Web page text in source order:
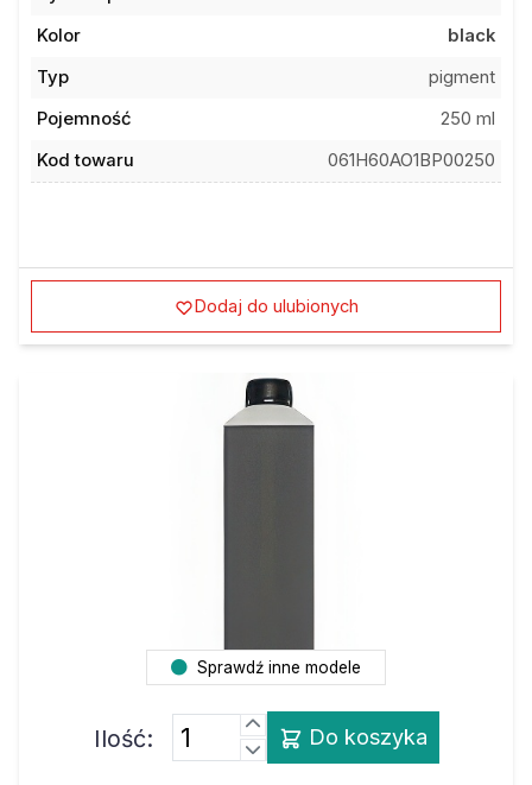
Kolor
black
Typ
pigment
Pojemność
250 ml
Kod towaru
061H60AO1BP00250
Dodaj do ulubionych
Sprawdź inne modele
Ilość: Do koszyka